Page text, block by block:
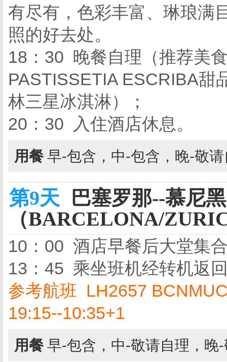
有尽有，色彩丰富、琳琅满
照的好去处。
18：30 晚餐自理（推荐美
PASTISSETIA ESCRIBA甜
林三星冰淇淋）；
20：30 入住酒店休息。
用餐 早-包含，中-包含，晚-敬
第9天 巴塞罗那--慕尼
（BARCELONA/
10：00 酒店早餐后大堂集
13：45 乘坐班机经转机返
参考航班 LH2657
19:15--10:35+1
用餐 早-包含，中-敬请自理，晚